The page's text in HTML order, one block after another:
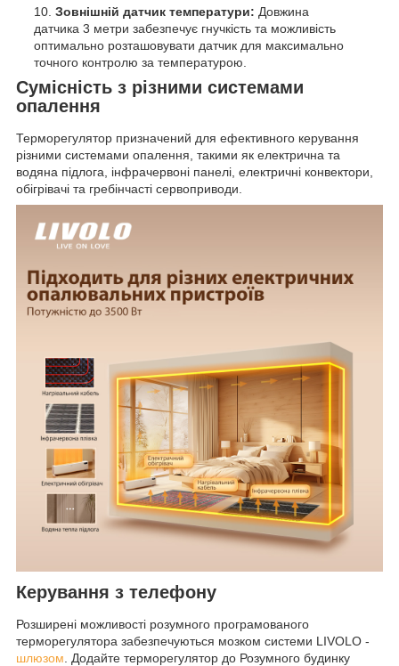
Зовнішній датчик температури: Довжина
датчика 3 метри забезпечує гнучкість та можливість
оптимально розташовувати датчик для максимально
точного контролю за температурою.
Сумісність з різними системами
опалення
Терморегулятор призначений для ефективного керування
різними системами опалення, такими як електрична та
водяна підлога, інфрачервоні панелі, електричні конвектори,
обігрівачі та гребінчасті сервоприводи.
Керування з телефону
Розширені можливості розумного програмованого
терморегулятора забезпечуються мозком системи LIVOLO -
шлюзом . Додайте терморегулятор до Розумного будинку